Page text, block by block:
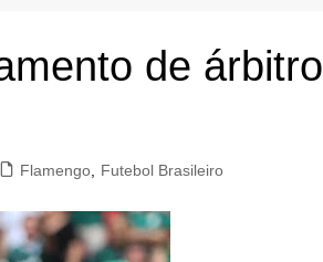
de árbitro
Flamengo Futebol Brasileiro